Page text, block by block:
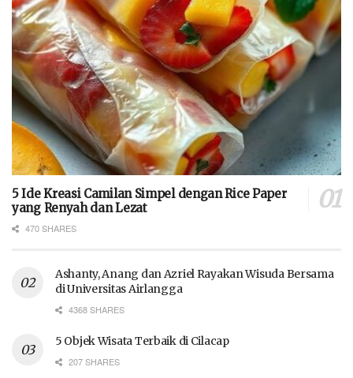
5 Ide Kreasi Camilan Simpel dengan Rice Paper
yang Renyah dan Lezat
470 SHARES
Ashanty, Anang dan Azriel Rayakan Wisuda Bersama
di Universitas Airlangga
4368 SHARES
5 Objek Wisata Terbaik di Cilacap
207 SHARES